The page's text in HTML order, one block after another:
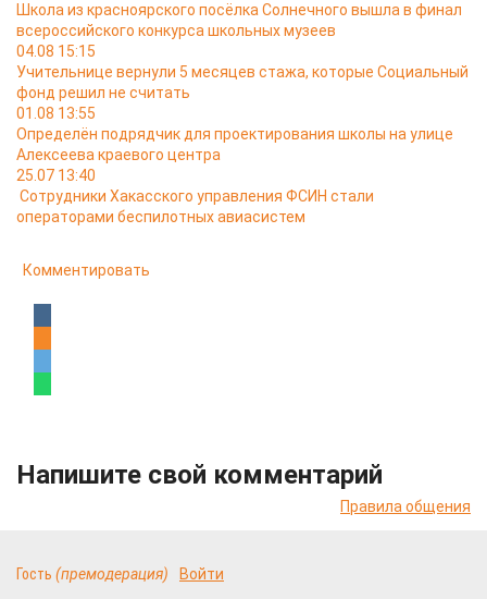
Школа из красноярского посёлка Солнечного вышла в финал
всероссийского конкурса школьных музеев
04.08 15:15
Учительнице вернули 5 месяцев стажа, которые Социальный
фонд решил не считать
01.08 13:55
Определён подрядчик для проектирования школы на улице
Алексеева краевого центра
25.07 13:40
Сотрудники Хакасского управления ФСИН стали
операторами беспилотных авиасистем
Комментировать
Напишите свой комментарий
Правила общения
Гость (премодерация) Войти